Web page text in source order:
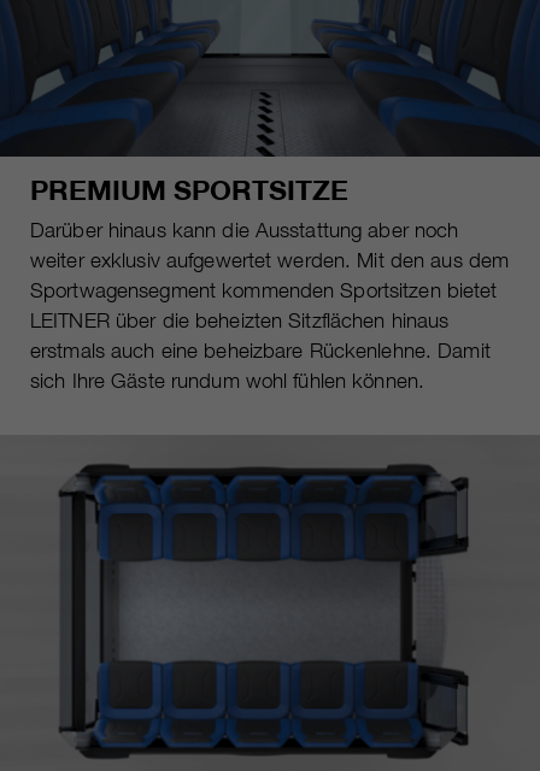
PREMIUM SPORTSITZE
Darüber hinaus kann die Ausstattung aber noch
weiter exklusiv aufgewertet werden. Mit den aus dem
Sportwagensegment kommenden Sportsitzen bietet
LEITNER über die beheizten Sitzflächen hinaus
erstmals auch eine beheizbare Rückenlehne. Damit
sich Ihre Gäste rundum wohl fühlen können.